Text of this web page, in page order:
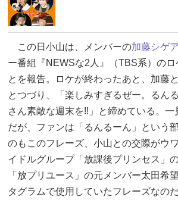
この日小山は、メンバーの加藤シゲ
ー番組『NEWSな2人』（TBS系）のロ
とを報告。ロケが終わったあと、加藤
とつづり、「楽しみすぎるぜー。るん
さん素敵な週末を!!」と締めている。
だが、ファンは「るんるーん」という
のもこのフレーズ、小山との交際がウ
イドルグループ「放課後プリンセス」
「放プリユース」の元メンバー太田希
タグラムで使用していたフレーズなのだ